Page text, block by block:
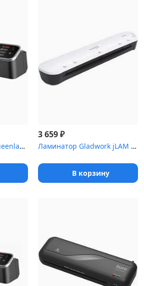
Ламинатор Kobra Queenlam 250 T3 серый (250 S3 AUTO) A3 (75-250мкм...
3 659₽
Ламинатор Gladwork jLAM A3 Hit белый (JLAM A3 HIT) A3 (75-125мкм)...
В корзину